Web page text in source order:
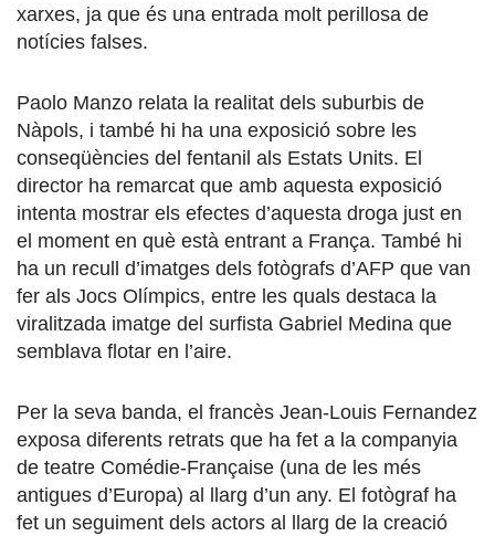
xarxes, ja que és una entrada molt perillosa de
notícies falses.
Paolo Manzo relata la realitat dels suburbis de
Nàpols, i també hi ha una exposició sobre les
conseqüències del fentanil als Estats Units. El
director ha remarcat que amb aquesta exposició
intenta mostrar els efectes d’aquesta droga just en
el moment en què està entrant a França. També hi
ha un recull d’imatges dels fotògrafs d’AFP que van
fer als Jocs Olímpics, entre les quals destaca la
viralitzada imatge del surfista Gabriel Medina que
semblava flotar en l’aire.
Per la seva banda, el francès Jean-Louis Fernandez
exposa diferents retrats que ha fet a la companyia
de teatre Comédie-Française (una de les més
antigues d’Europa) al llarg d’un any. El fotògraf ha
fet un seguiment dels actors al llarg de la creació